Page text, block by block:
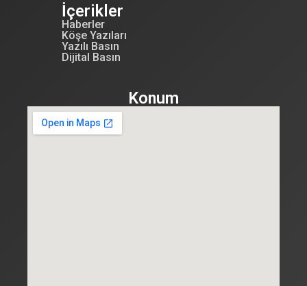
İçerikler
Haberler
Köşe Yazıları
Yazılı Basın
Dijital Basın
Konum